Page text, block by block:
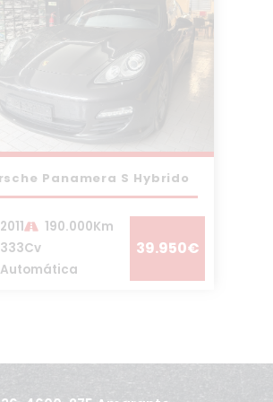
Panamera S Hybrido
2011
190.000Km
333Cv
Automática
39.950€